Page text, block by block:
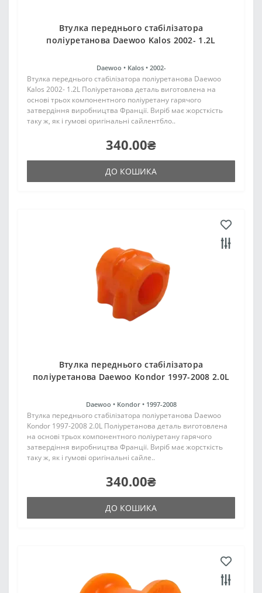
Втулка переднього стабілізатора
поліуретанова Daewoo Kalos 2002- 1.2L
Daewoo • Kalos • 2002-
Втулка переднього стабілізатора поліуретанова Daewoo
Kalos 2002- 1.2L Поліуретанова деталь виготовлена на
основі трьох компонентного поліуретану гарячого
затвердіння виробництва Франції. Виріб має жорсткість
таку ж, як і гумові оригінальні сайлентбло..
340.00₴
ДО КОШИКА
Втулка переднього стабілізатора
поліуретанова Daewoo Kondor 1997-2008 2.0L
Daewoo • Kondor • 1997-2008
Втулка переднього стабілізатора поліуретанова Daewoo
Kondor 1997-2008 2.0L Поліуретанова деталь виготовлена
на основі трьох компонентного поліуретану гарячого
затвердіння виробництва Франції. Виріб має жорсткість
таку ж, як і гумові оригінальні сайле..
340.00₴
ДО КОШИКА